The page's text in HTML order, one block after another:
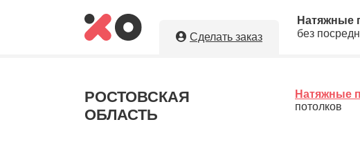
Сделать заказ
Натяжные
без
Укажите необходимые параметры,
Оставляя заявку, Вы даете разрешение на
РОСТОВСКАЯ
ОБЛАСТЬ
Натяжные
потолков